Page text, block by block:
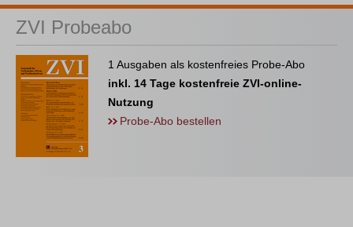
ZVI Probeabo
1 Ausgaben als kostenfreies Probe-Abo
inkl. 14 Tage kostenfreie ZVI-online-
Nutzung
Probe-Abo bestellen